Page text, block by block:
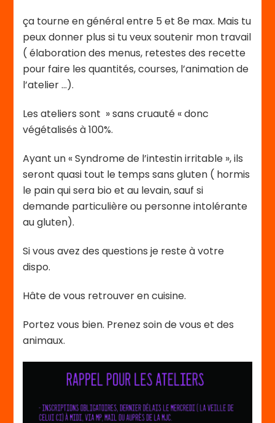
ça tourne en général entre 5 et 8e max. Mais tu
peux donner plus si tu veux soutenir mon travail
( élaboration des menus, retestes des recette
pour faire les quantités, courses, l’animation de
l’atelier …).
Les ateliers sont » sans cruauté « donc
végétalisés à 100%.
Ayant un « Syndrome de l’intestin irritable », ils
seront quasi tout le temps sans gluten ( hormis
le pain qui sera bio et au levain, sauf si
demande particulière ou personne intolérante
au gluten).
Si vous avez des questions je reste à votre
dispo.
Hâte de vous retrouver en cuisine.
Portez vous bien. Prenez soin de vous et des
animaux.